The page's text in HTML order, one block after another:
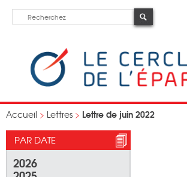
Accueil > Lettres > Lettre de juin 2022
PAR DATE
2026